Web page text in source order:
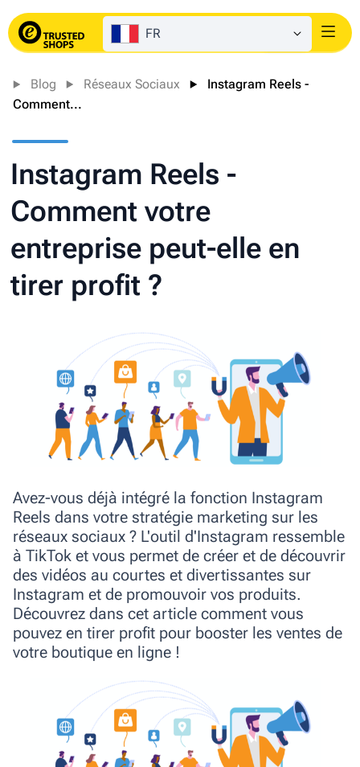
FR Login
Blog Réseaux Sociaux
Instagram Reels -
Comment...
Instagram Reels -
Comment votre
entreprise peut-elle en
tirer profit ?
Avez-vous déjà intégré la fonction Instagram
Reels dans votre stratégie marketing sur les
réseaux sociaux ? L'outil d'Instagram ressemble
à TikTok et vous permet de créer et de découvrir
des vidéos au courtes et divertissantes sur
Instagram et de promouvoir vos produits.
Découvrez dans cet article comment vous
pouvez en tirer profit pour booster les ventes de
votre boutique en ligne !